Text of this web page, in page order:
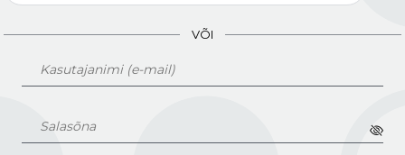
VÕI